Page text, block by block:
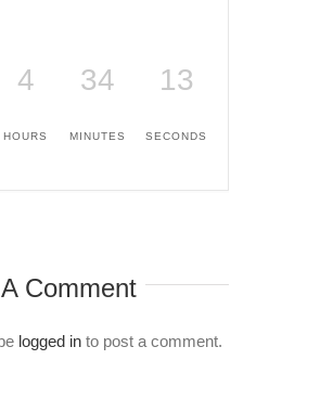
4
HOURS
34
MINUTES
13
SECONDS
Comment
logged in to post a comment.